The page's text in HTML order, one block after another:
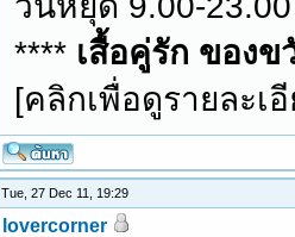
**** เสื้อคู่รัก ของ
[คลิกเพื่อดูรายละเ
Tue, 27 Dec 11, 19:29
lovercorner